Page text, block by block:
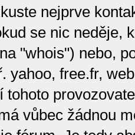
nejprve
se nic neděje,
"whois") nebo,
yahoo, free.fr,
tohoto
vůbec žádnou